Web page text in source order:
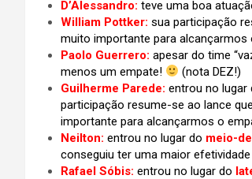
D’Alessandro: teve uma boa
William Pottker: sua participação
muito importante para alcançarmos
Paolo Guerrero: apesar do time
menos um empate!
(nota DEZ!)
Guilherme Parede: entrou no lugar
participação resume-se ao lance
importante para alcançarmos o
Neilton: entrou no lugar do meio-
conseguiu ter uma maior
Rafael Sóbis: entrou no lugar do